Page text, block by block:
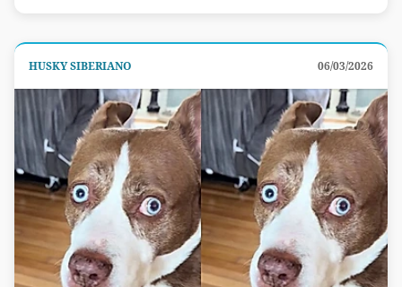
HUSKY SIBERIANO 06/03/2026